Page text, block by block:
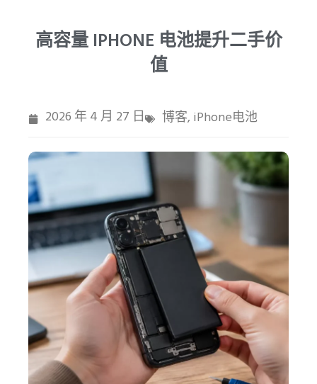
高容量 IPHONE 电池提升二手价
值
2026 年 4 月 27 日 博客, iPhone电池